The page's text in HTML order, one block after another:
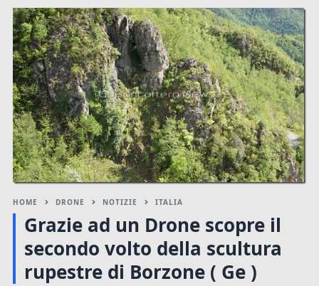
HOME DRONE NOTIZIE ITALIA
Grazie ad un Drone scopre il
secondo volto della scultura
rupestre di Borzone ( Ge )